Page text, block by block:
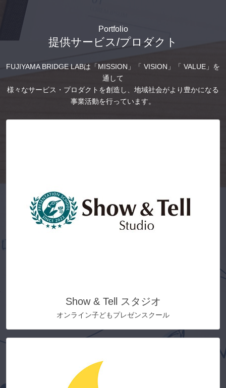
Portfolio
提供サービス/プロダクト
FUJIYAMA BRIDGE LABは「MISSION」「 VISION」「 VALUE」を
通して
様々なサービス・プロダクトを創造し、地域社会がより豊かになる
事業活動を行っています。
Show & Tell スタジオ
オンライン子どもプレゼンスクール